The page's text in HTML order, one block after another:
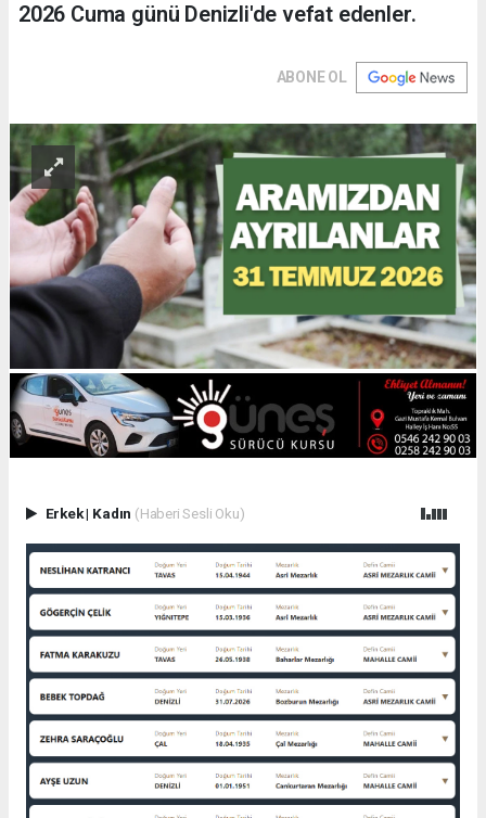
2026 Cuma günü Denizli'de vefat edenler.
ABONE OL
Erkek| Kadın (Haberi Sesli Oku)